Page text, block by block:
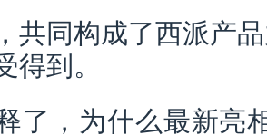
共同构成了西派产
到。
了，为什么最新亮